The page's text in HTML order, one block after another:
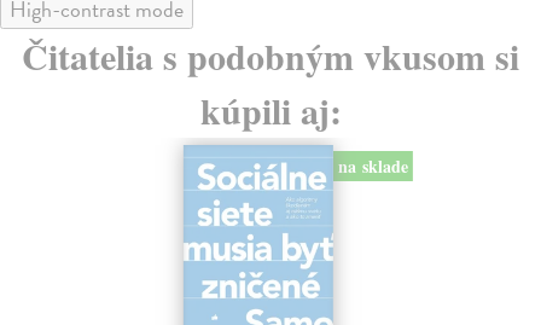
High-contrast mode
Čitatelia s podobným vkusom si
kúpili aj:
na sklade